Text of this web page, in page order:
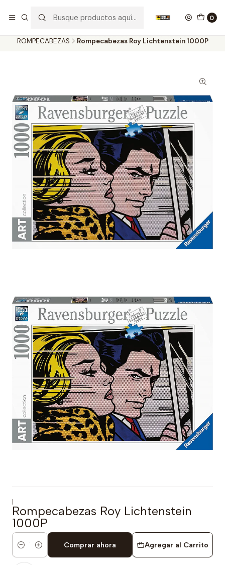
0
Inicio PRODUCTOS
JUGUETES JUEGOS Y REGALOS
ROMPECABEZAS
Rompecabezas Roy Lichtenstein 1000P
|
Rompecabezas Roy Lichtenstein
1000P
Cantidad
Agregar al Carrito
Comprar ahora